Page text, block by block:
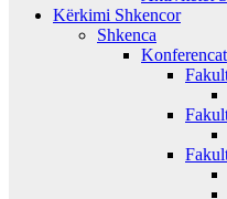
Kërkimi Shkencor
Shkenca
Konferencat